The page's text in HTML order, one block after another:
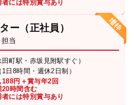
には特別賞与あり
ー（正社員）
当
町駅・赤坂見附駅すぐ）
日8時間・週休2日制）
円＋賞与年2回
時間含む
には特別賞与あり